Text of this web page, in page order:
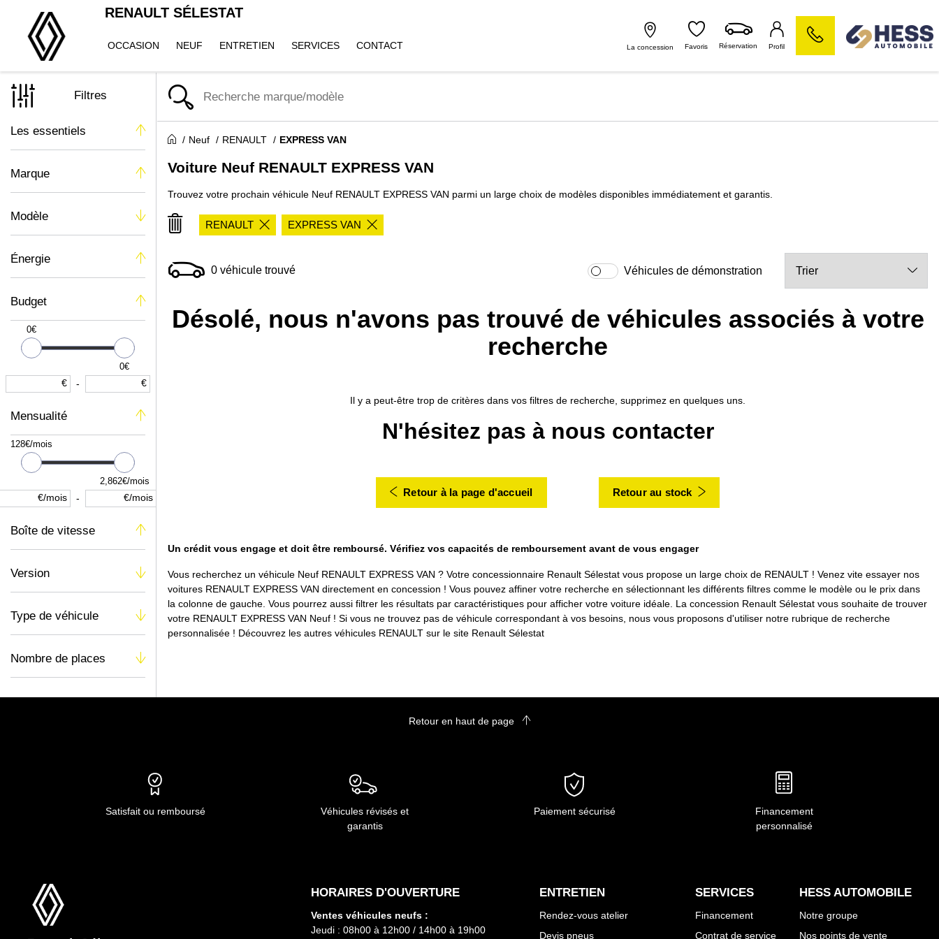
RENAULT SÉLESTAT
OCCASION NEUF ENTRETIEN SERVICES CONTACT La concession Favoris Réservation Profil
Filtres
Les essentiels
Marque
Modèle
Énergie
Budget
0€
0€
€ - €
Mensualité
128€/mois
2,862€/mois
€/mois - €/mois
Boîte de vitesse
Version
Type de véhicule
Nombre de places
Neuf RENAULT EXPRESS VAN
Voiture Neuf RENAULT EXPRESS VAN
Trouvez votre prochain véhicule Neuf RENAULT EXPRESS VAN parmi un large choix de modèles disponibles immédiatement et garantis.
RENAULT EXPRESS VAN
0 véhicule trouvé Véhicules de démonstration
Désolé, nous n'avons pas trouvé de véhicules associés à votre
recherche
Il y a peut-être trop de critères dans vos filtres de recherche, supprimez en quelques uns.
N'hésitez pas à nous contacter
Retour à la page d'accueil Retour au stock
Un crédit vous engage et doit être remboursé. Vérifiez vos capacités de remboursement avant de vous engager
Vous recherchez un véhicule Neuf RENAULT EXPRESS VAN ? Votre concessionnaire Renault Sélestat vous propose un large choix de RENAULT ! Venez vite essayer nos
voitures RENAULT EXPRESS VAN directement en concession ! Vous pouvez affiner votre recherche en sélectionnant les différents filtres comme le modèle ou le prix dans
la colonne de gauche. Vous pourrez aussi filtrer les résultats par caractéristiques pour afficher votre voiture idéale. La concession Renault Sélestat vous souhaite de trouver
votre RENAULT EXPRESS VAN Neuf ! Si vous ne trouvez pas de véhicule correspondant à vos besoins, nous vous proposons d'utiliser notre rubrique de recherche
personnalisée ! Découvrez les autres véhicules RENAULT sur le site Renault Sélestat
Retour en haut de page
Satisfait ou remboursé
Véhicules révisés et
garantis
Paiement sécurisé
Financement
personnalisé
HORAIRES D'OUVERTURE
Ventes véhicules neufs :
Jeudi : 08h00 à 12h00 / 14h00 à 19h00
ENTRETIEN
Rendez-vous atelier
Devis pneus
SERVICES
Financement
Contrat de service
HESS AUTOMOBILE
Notre groupe
Nos points de vente